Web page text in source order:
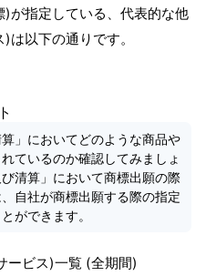
が指定している、代表的な他
以下の通りです。
」においてどのような商品や
ているのか確認してみましょ
清算」において商標出願の際
自社が商標出願する際の指定
ができます。
ービス)一覧 (全期間)